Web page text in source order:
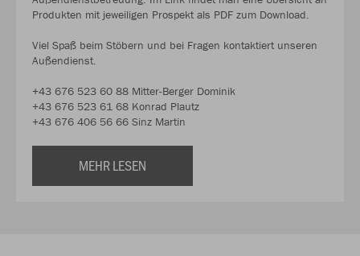
Produkten mit jeweiligen Prospekt als PDF zum Download.
Viel Spaß beim Stöbern und bei Fragen kontaktiert unseren
Außendienst.
+43 676 523 60 88 Mitter-Berger Dominik
+43 676 523 61 68 Konrad Plautz
+43 676 406 56 66 Sinz Martin
MEHR LESEN